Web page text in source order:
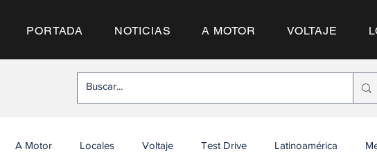
PORTADA NOTICIAS A MOTOR VOLTAJE
A Motor Locales Voltaje Test Drive Latinoamérica